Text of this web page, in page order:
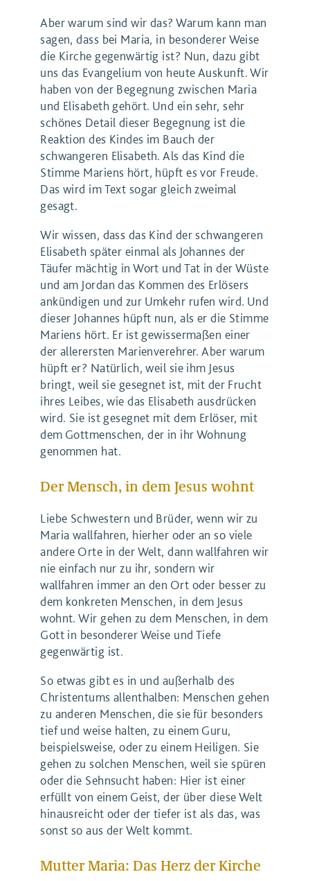
Aber warum sind wir das? Warum kann man
sagen, dass bei Maria, in besonderer Weise
die Kirche gegenwärtig ist? Nun, dazu gibt
uns das Evangelium von heute Auskunft. Wir
haben von der Begegnung zwischen Maria
und Elisabeth gehört. Und ein sehr, sehr
schönes Detail dieser Begegnung ist die
Reaktion des Kindes im Bauch der
schwangeren Elisabeth. Als das Kind die
Stimme Mariens hört, hüpft es vor Freude.
Das wird im Text sogar gleich zweimal
gesagt.
Wir wissen, dass das Kind der schwangeren
Elisabeth später einmal als Johannes der
Täufer mächtig in Wort und Tat in der Wüste
und am Jordan das Kommen des Erlösers
ankündigen und zur Umkehr rufen wird. Und
dieser Johannes hüpft nun, als er die Stimme
Mariens hört. Er ist gewissermaßen einer
der allerersten Marienverehrer. Aber warum
hüpft er? Natürlich, weil sie ihm Jesus
bringt, weil sie gesegnet ist, mit der Frucht
ihres Leibes, wie das Elisabeth ausdrücken
wird. Sie ist gesegnet mit dem Erlöser, mit
dem Gottmenschen, der in ihr Wohnung
genommen hat.
Der Mensch, in dem Jesus wohnt
Liebe Schwestern und Brüder, wenn wir zu
Maria wallfahren, hierher oder an so viele
andere Orte in der Welt, dann wallfahren wir
nie einfach nur zu ihr, sondern wir
wallfahren immer an den Ort oder besser zu
dem konkreten Menschen, in dem Jesus
wohnt. Wir gehen zu dem Menschen, in dem
Gott in besonderer Weise und Tiefe
gegenwärtig ist.
So etwas gibt es in und außerhalb des
Christentums allenthalben: Menschen gehen
zu anderen Menschen, die sie für besonders
tief und weise halten, zu einem Guru,
beispielsweise, oder zu einem Heiligen. Sie
gehen zu solchen Menschen, weil sie spüren
oder die Sehnsucht haben: Hier ist einer
erfüllt von einem Geist, der über diese Welt
hinausreicht oder der tiefer ist als das, was
sonst so aus der Welt kommt.
Mutter Maria: Das Herz der Kirche